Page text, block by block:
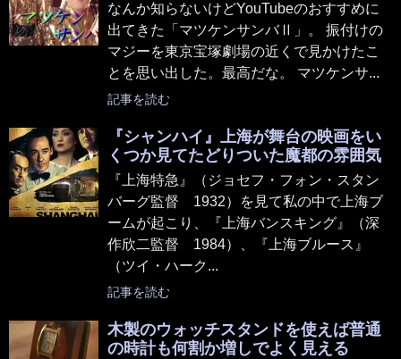
なんか知らないけどYouTubeのおすすめに
出てきた「マツケンサンバⅡ」。 振付けの
マジーを東京宝塚劇場の近くで見かけたこ
とを思い出した。最高だな。 マツケンサ...
記事を読む
『シャンハイ』上海が舞台の映画をい
くつか見てたどりついた魔都の雰囲気
『上海特急』（ジョセフ・フォン・スタン
バーグ監督 1932）を見て私の中で上海ブ
ームが起こり、『上海バンスキング』（深
作欣二監督 1984）、『上海ブルース』
（ツイ・ハーク...
記事を読む
木製のウォッチスタンドを使えば普通
の時計も何割か増しでよく見える